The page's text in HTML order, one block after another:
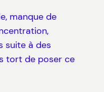
manque de
suite à des
tort de poser ce